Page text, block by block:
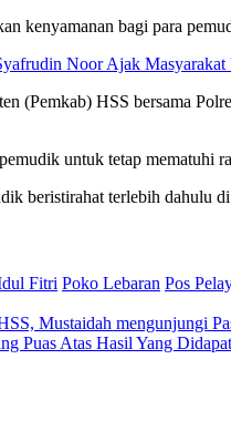
kenyamanan bagi para
Noor Ajak
(Pemkab) HSS bersama
untuk tetap mematuhi
beristirahat terlebih dahulu
Fitri Poko Lebaran Pos
Puas Atas Hasil Yang Didapat